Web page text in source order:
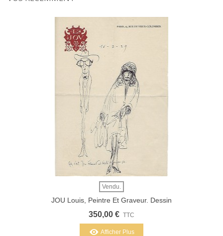
Vendu.
JOU Louis, Peintre Et Graveur. Dessin
Original (G 2498)
350,00 € TTC
Afficher Plus